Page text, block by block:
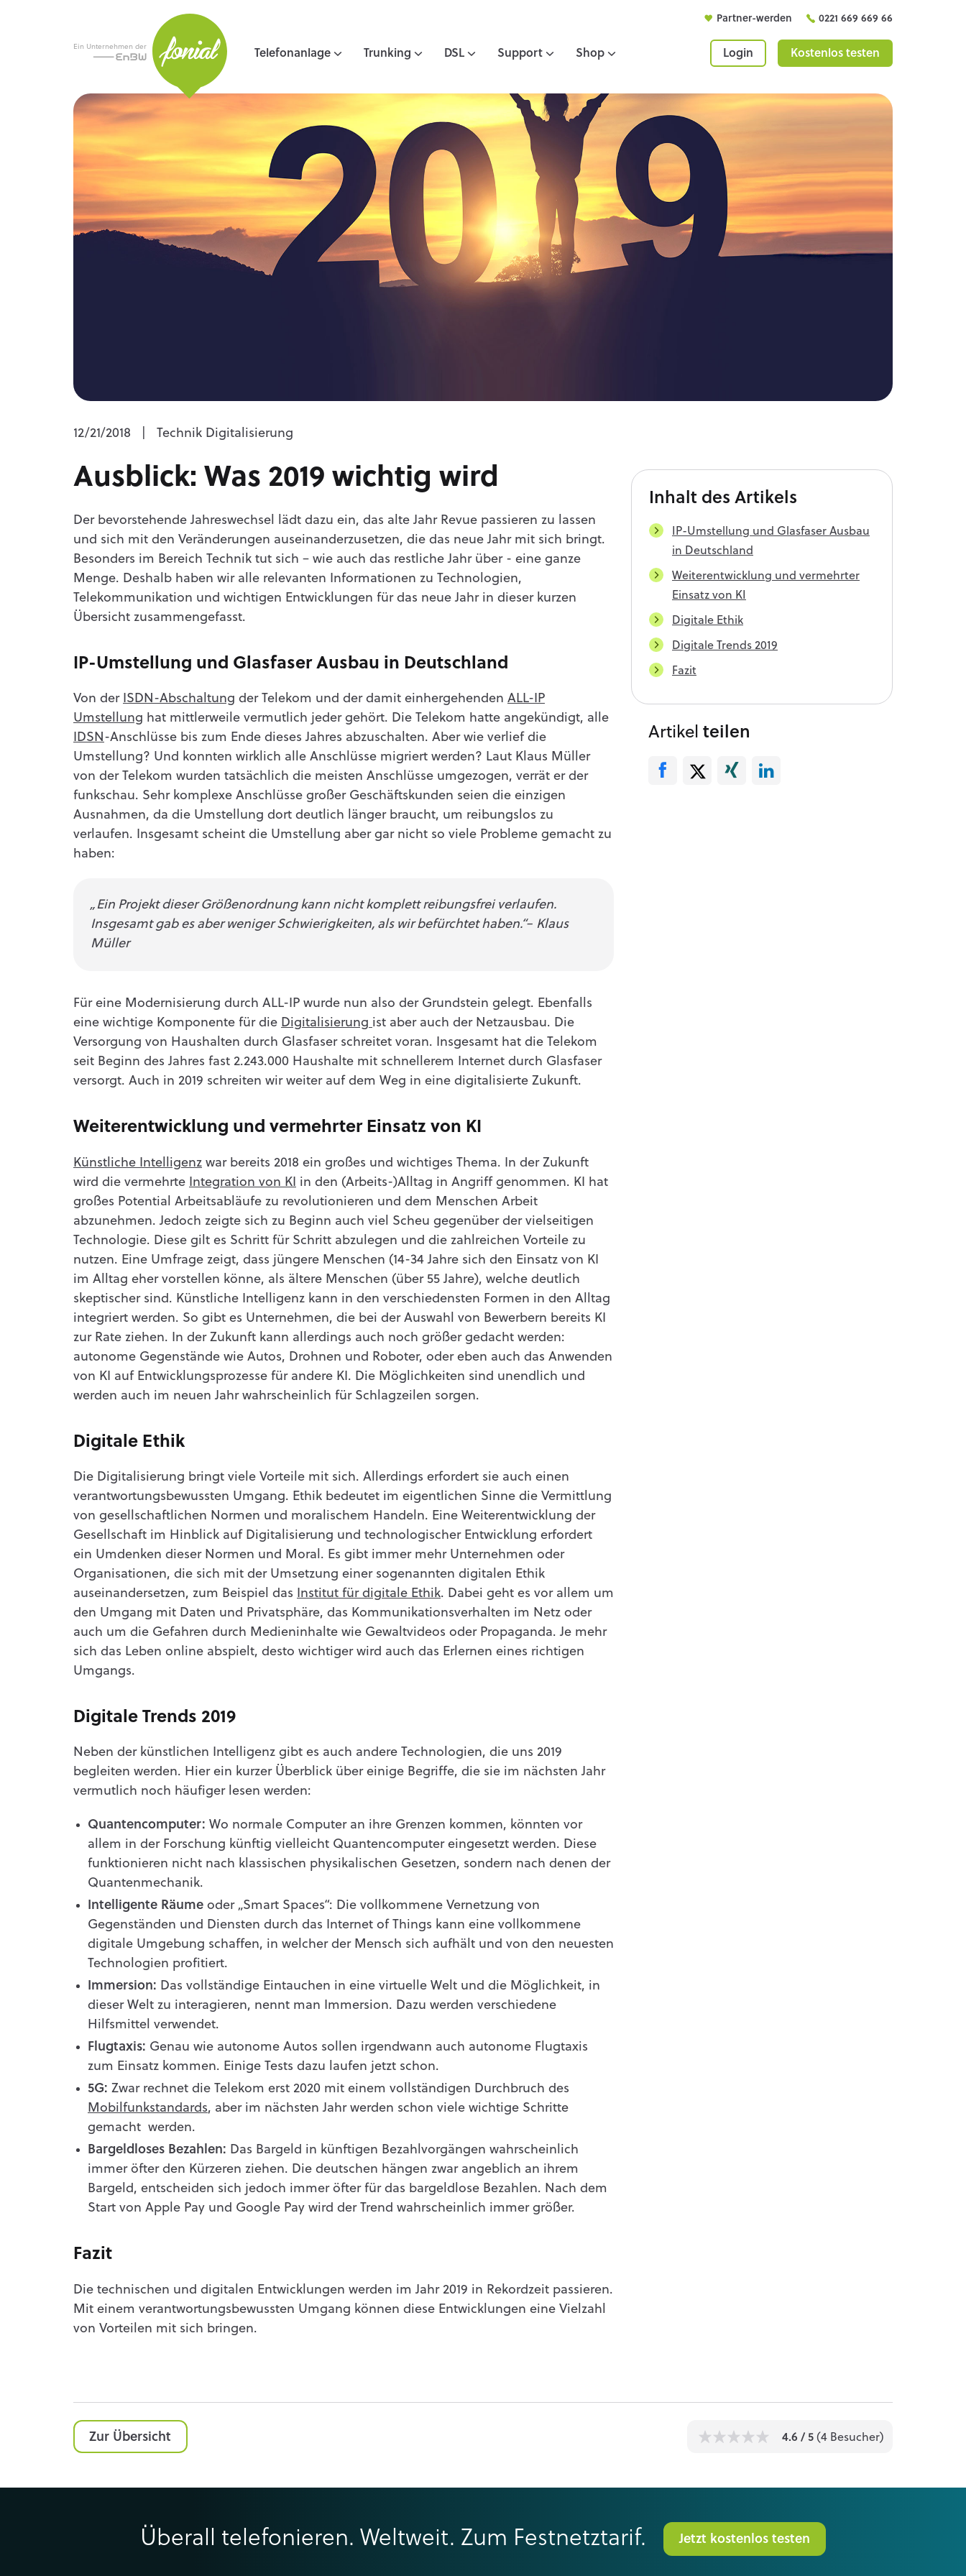
Ein Unternehmen der
Telefonanlage Trunking DSL Support Shop Login Kostenlos testen
Partner-werden 0221 669 669 66
12/21/2018 Technik Digitalisierung
Ausblick: Was 2019 wichtig wird
Der bevorstehende Jahreswechsel lädt dazu ein, das alte Jahr Revue passieren zu lassen
und sich mit den Veränderungen auseinanderzusetzen, die das neue Jahr mit sich bringt.
Besonders im Bereich Technik tut sich – wie auch das restliche Jahr über - eine ganze
Menge. Deshalb haben wir alle relevanten Informationen zu Technologien,
Telekommunikation und wichtigen Entwicklungen für das neue Jahr in dieser kurzen
Übersicht zusammengefasst.
IP-Umstellung und Glasfaser Ausbau in Deutschland
Von der ISDN-Abschaltung der Telekom und der damit einhergehenden ALL-IP
Umstellung hat mittlerweile vermutlich jeder gehört. Die Telekom hatte angekündigt, alle
IDSN -Anschlüsse bis zum Ende dieses Jahres abzuschalten. Aber wie verlief die
Umstellung? Und konnten wirklich alle Anschlüsse migriert werden? Laut Klaus Müller
von der Telekom wurden tatsächlich die meisten Anschlüsse umgezogen, verrät er der
funkschau. Sehr komplexe Anschlüsse großer Geschäftskunden seien die einzigen
Ausnahmen, da die Umstellung dort deutlich länger braucht, um reibungslos zu
verlaufen. Insgesamt scheint die Umstellung aber gar nicht so viele Probleme gemacht zu
haben:
„Ein Projekt dieser Größenordnung kann nicht komplett reibungsfrei verlaufen.
Insgesamt gab es aber weniger Schwierigkeiten, als wir befürchtet haben.“– Klaus
Müller
Für eine Modernisierung durch ALL-IP wurde nun also der Grundstein gelegt. Ebenfalls
eine wichtige Komponente für die Digitalisierung ist aber auch der Netzausbau. Die
Versorgung von Haushalten durch Glasfaser schreitet voran. Insgesamt hat die Telekom
seit Beginn des Jahres fast 2.243.000 Haushalte mit schnellerem Internet durch Glasfaser
versorgt. Auch in 2019 schreiten wir weiter auf dem Weg in eine digitalisierte Zukunft.
Weiterentwicklung und vermehrter Einsatz von KI
Künstliche Intelligenz war bereits 2018 ein großes und wichtiges Thema. In der Zukunft
wird die vermehrte
Integration von KI
in den (Arbeits-)Alltag in Angriff genommen. KI hat
großes Potential Arbeitsabläufe zu revolutionieren und dem Menschen Arbeit
abzunehmen. Jedoch zeigte sich zu Beginn auch viel Scheu gegenüber der vielseitigen
Technologie. Diese gilt es Schritt für Schritt abzulegen und die zahlreichen Vorteile zu
nutzen. Eine Umfrage zeigt, dass jüngere Menschen (14-34 Jahre sich den Einsatz von KI
im Alltag eher vorstellen könne, als ältere Menschen (über 55 Jahre), welche deutlich
skeptischer sind. Künstliche Intelligenz kann in den verschiedensten Formen in den Alltag
integriert werden. So gibt es Unternehmen, die bei der Auswahl von Bewerbern bereits KI
zur Rate ziehen. In der Zukunft kann allerdings auch noch größer gedacht werden:
autonome Gegenstände wie Autos, Drohnen und Roboter, oder eben auch das Anwenden
von KI auf Entwicklungsprozesse für andere KI. Die Möglichkeiten sind unendlich und
werden auch im neuen Jahr wahrscheinlich für Schlagzeilen sorgen.
Digitale Ethik
Die Digitalisierung bringt viele Vorteile mit sich. Allerdings erfordert sie auch einen
verantwortungsbewussten Umgang. Ethik bedeutet im eigentlichen Sinne die Vermittlung
von gesellschaftlichen Normen und moralischem Handeln. Eine Weiterentwicklung der
Gesellschaft im Hinblick auf Digitalisierung und technologischer Entwicklung erfordert
ein Umdenken dieser Normen und Moral. Es gibt immer mehr Unternehmen oder
Organisationen, die sich mit der Umsetzung einer sogenannten digitalen Ethik
auseinandersetzen, zum Beispiel das
Institut für digitale Ethik. Dabei geht es vor allem um
den Umgang mit Daten und Privatsphäre, das Kommunikationsverhalten im Netz oder
auch um die Gefahren durch Medieninhalte wie Gewaltvideos oder Propaganda. Je mehr
sich das Leben online abspielt, desto wichtiger wird auch das Erlernen eines richtigen
Umgangs.
Digitale Trends 2019
Neben der künstlichen Intelligenz gibt es auch andere Technologien, die uns 2019
begleiten werden. Hier ein kurzer Überblick über einige Begriffe, die sie im nächsten Jahr
vermutlich noch häufiger lesen werden:
Quantencomputer: Wo normale Computer an ihre Grenzen kommen, könnten vor
allem in der Forschung künftig vielleicht Quantencomputer eingesetzt werden. Diese
funktionieren nicht nach klassischen physikalischen Gesetzen, sondern nach denen der
Quantenmechanik.
Intelligente Räume oder „Smart Spaces“: Die vollkommene Vernetzung von
Gegenständen und Diensten durch das Internet of Things kann eine vollkommene
digitale Umgebung schaffen, in welcher der Mensch sich aufhält und von den neuesten
Technologien profitiert.
Immersion: Das vollständige Eintauchen in eine virtuelle Welt und die Möglichkeit, in
dieser Welt zu interagieren, nennt man Immersion. Dazu werden verschiedene
Hilfsmittel verwendet.
Flugtaxis: Genau wie autonome Autos sollen irgendwann auch autonome Flugtaxis
zum Einsatz kommen. Einige Tests dazu laufen jetzt schon.
5G: Zwar rechnet die Telekom erst 2020 mit einem vollständigen Durchbruch des
Mobilfunkstandards, aber im nächsten Jahr werden schon viele wichtige Schritte
gemacht werden.
Bargeldloses Bezahlen: Das Bargeld in künftigen Bezahlvorgängen wahrscheinlich
immer öfter den Kürzeren ziehen. Die deutschen hängen zwar angeblich an ihrem
Bargeld, entscheiden sich jedoch immer öfter für das bargeldlose Bezahlen. Nach dem
Start von Apple Pay und Google Pay wird der Trend wahrscheinlich immer größer.
Fazit
Die technischen und digitalen Entwicklungen werden im Jahr 2019 in Rekordzeit passieren.
Mit einem verantwortungsbewussten Umgang können diese Entwicklungen eine Vielzahl
von Vorteilen mit sich bringen.
Inhalt des Artikels
IP-Umstellung und Glasfaser Ausbau
in Deutschland
Weiterentwicklung und vermehrter
Einsatz von KI
Digitale Ethik
Digitale Trends 2019
Fazit
Artikel teilen
1 1 1 1 4.6 / 5 (4 Besucher)
Zur Übersicht
Überall telefonieren. Weltweit. Zum Festnetztarif. Jetzt kostenlos testen